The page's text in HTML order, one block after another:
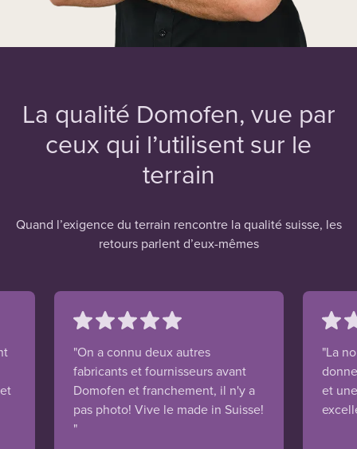
La qualité Domofen, vue par
ceux qui l’utilisent sur le
terrain
Quand l’exigence du terrain rencontre la qualité suisse, les
retours parlent d’eux-mêmes
"On a connu deux autres
fabricants et fournisseurs avant
Domofen et franchement, il n'y a
pas photo! Vive le made in Suisse!
"
"La
et